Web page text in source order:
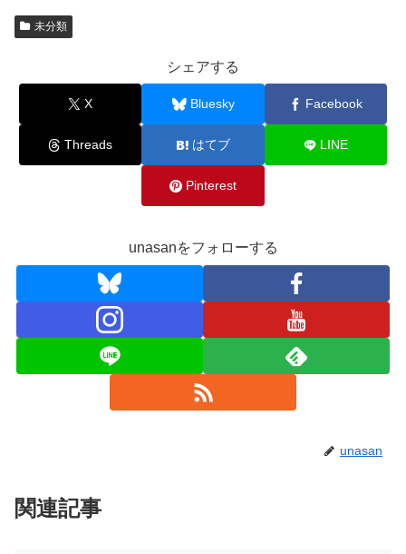
未分類
シェアする
X Bluesky Facebook
Threads はてブ LINE
Pinterest
unasanをフォローする
unasan
関連記事